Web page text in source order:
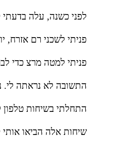
לפני כשנה, עלה
פניתי לשכני רם אזרח,
פניתי למטה מרצ כדי
התשובה לא נראתה לי.
התחלתי בשיחות טלפון
שיחות אלה הביאו